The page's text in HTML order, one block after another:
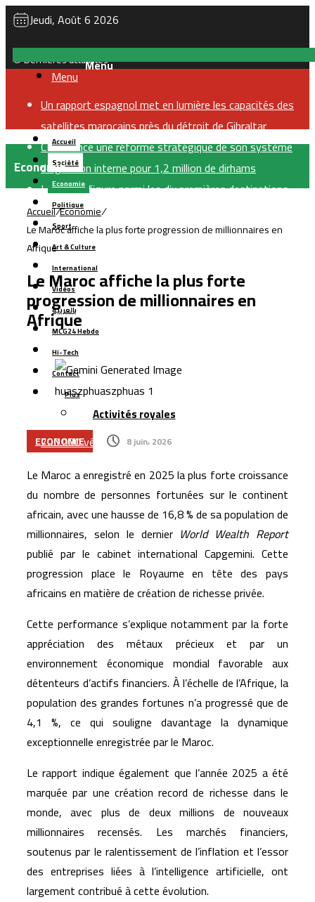
Jeudi, Août 6 2026
Dernières actualités
Un rapport espagnol met en lumière les capacités des
satellites marocains près du détroit de Gibraltar
CNSS lance une réforme stratégique de son système
de gestion interne pour 1,2 million de dirhams
Le Maroc figure parmi les dix premières destinations
mondiales pour les investissements privés soutenus
par le financement du développement
CIH Bank finalise une augmentation de capital d’un
milliard de dirhams, largement souscrite
Samsung enregistre un nouveau record de
précommandes pour ses smartphones pliables
Managem prend le contrôle du projet gazier de
Tendrara avant le démarrage de la production
L’Allemagne accorde un prêt de 66 millions d’euros pour
moderniser le secteur de l’eau au Maroc
Renault Maroc renforce son leadership industriel avec
200.000 véhicules produits et plus de 167.000 unités
Google pilote une alliance de 200 milliards de dollars
pour accélérer la course aux puces d’intelligence
artificielle
Managem dépasse 11,7 milliards de dirhams de chiffre
d’affaires au premier semestre 2026
Menu
Accueil
Société
Economie
Politique
Sport
Art & Culture
International
Vidéos
بالعربية
MCG24 Hebdo
Hi-Tech
Contact
Plus
Activités royales
Economie
Accueil/Economie/
Le Maroc affiche la plus forte progression de millionnaires en
Afrique
Le Maroc affiche la plus forte
progression de millionnaires en
Afrique
ECONOMIE 8 juin، 2026
Le Maroc a enregistré en 2025 la plus forte croissance
du nombre de personnes fortunées sur le continent
africain, avec une hausse de 16,8 % de sa population de
millionnaires, selon le dernier World Wealth Report
publié par le cabinet international Capgemini. Cette
progression place le Royaume en tête des pays
africains en matière de création de richesse privée.
Cette performance s’explique notamment par la forte
appréciation des métaux précieux et par un
environnement économique mondial favorable aux
détenteurs d’actifs financiers. À l’échelle de l’Afrique, la
population des grandes fortunes n’a progressé que de
4,1 %, ce qui souligne davantage la dynamique
exceptionnelle enregistrée par le Maroc.
Le rapport indique également que l’année 2025 a été
marquée par une création record de richesse dans le
monde, avec plus de deux millions de nouveaux
millionnaires recensés. Les marchés financiers,
soutenus par le ralentissement de l’inflation et l’essor
des entreprises liées à l’intelligence artificielle, ont
largement contribué à cette évolution.